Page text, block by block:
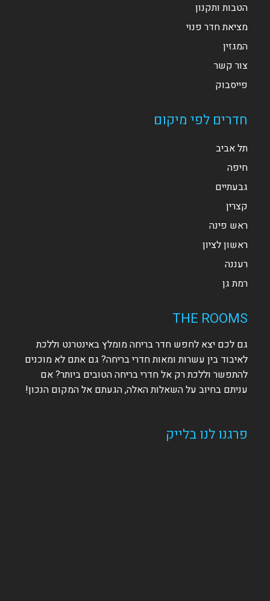
הטבות ותקנון
מציאת חדר פנוי
המגזין
צור קשר
פייסבוק
חדרים לפי מיקום
תל אביב
חיפה
גבעתיים
קצרין
ראש פינה
ראשון לציון
רעננה
רמת גן
THE ROOMS
גם לכם יצא לחפש חדר בריחה מומלץ באינטרנט וללכת
לאיבוד בין עשרות ומאות חדרי בריחה? גם אתם לא מוכנים
להתפשר וללכת רק אל חדרי בריחה הטובים ביותר? אם
עניתם בחיוב על השאלות האלה, הגעתם אל המקום הנכון!
פרגנו לנו בלייק